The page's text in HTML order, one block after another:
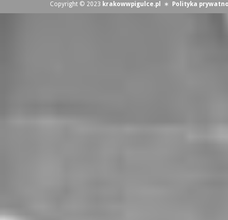
Copyright © 2023 krakowwpigulce.pl ∗ Polityka